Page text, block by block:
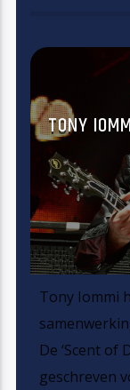
TONY
Tony Iommi
De ‘Scent
geschreven